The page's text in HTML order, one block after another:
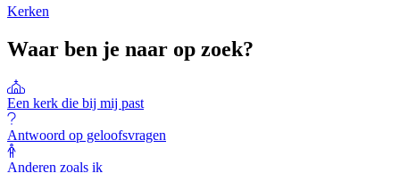
Kerken
Waar ben je naar op zoek?
Een kerk die bij mij past
Antwoord op geloofsvragen
Anderen zoals ik